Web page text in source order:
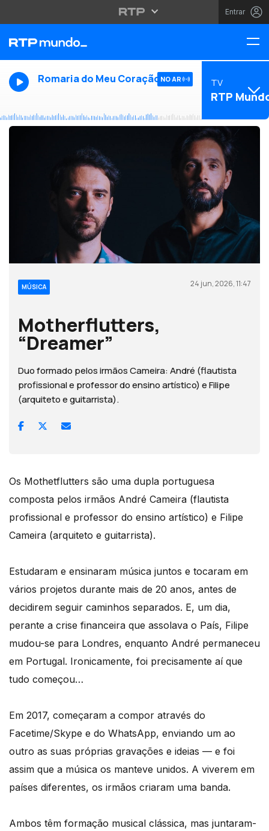
Entrar
Romaria do Meu Coração NO AR TV
RTP
MÚSICA 24 jun, 2026, 11:47
Motherflutters,
“Dreamer”
Duo formado pelos irmãos Cameira: André (flautista
profissional e professor do ensino artístico) e Filipe
(arquiteto e guitarrista).
Os Mothetflutters são uma dupla portuguesa
composta pelos irmãos André Cameira (flautista
profissional e professor do ensino artístico) e Filipe
Cameira (arquiteto e guitarrista).
Estudaram e ensinaram música juntos e tocaram em
vários projetos durante mais de 20 anos, antes de
decidirem seguir caminhos separados. E, um dia,
perante a crise financeira que assolava o País, Filipe
mudou-se para Londres, enquanto André permaneceu
em Portugal. Ironicamente, foi precisamente aí que
tudo começou…
Em 2017, começaram a compor através do
Facetime/Skype e do WhatsApp, enviando um ao
outro as suas próprias gravações e ideias — e foi
assim que a música os manteve unidos. A viverem em
países diferentes, os irmãos criaram uma banda.
Ambos têm formação musical clássica, mas juntaram-